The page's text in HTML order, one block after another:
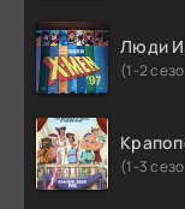
Люди
(1-2
(1-3